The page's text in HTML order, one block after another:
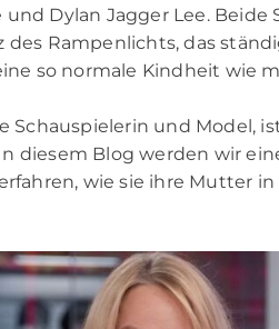
und Dylan Jagger Lee.
des Rampenlichts, das
so normale Kindheit wie
Schauspielerin und Model,
diesem Blog werden wir
wie sie ihre Mutter